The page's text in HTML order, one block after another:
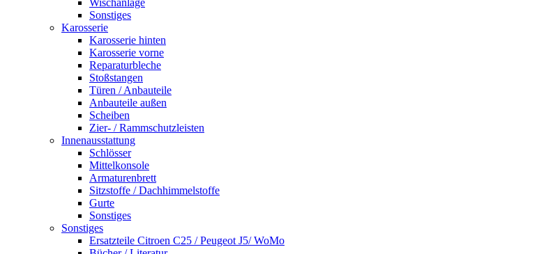
Sonstiges
Karosserie
Karosserie hinten
Karosserie vorne
Reparaturbleche
Stoßstangen
Türen / Anbauteile
Anbauteile außen
Scheiben
Zier- / Rammschutzleisten
Innenausstattung
Schlösser
Mittelkonsole
Armaturenbrett
Sitzstoffe / Dachhimmelstoffe
Gurte
Sonstiges
Sonstiges
Ersatzteile Citroen C25 / Peugeot J5/ WoMo